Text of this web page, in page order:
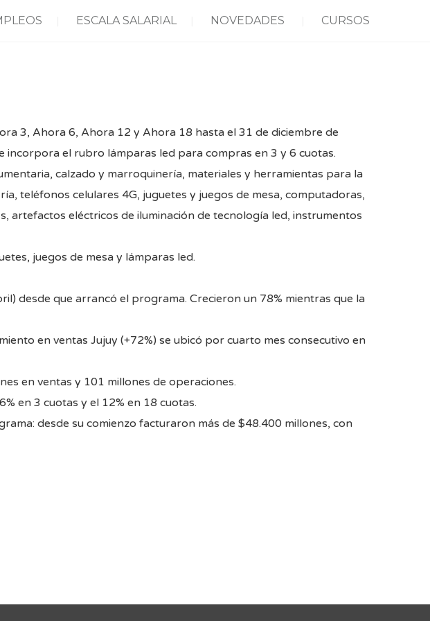
ESCALA SALARIAL NOVEDADES CURSOS
3, Ahora 6, Ahora 12 y Ahora 18 hasta el 31 de diciembre de
incorpora el rubro lámparas led para compras en 3 y 6 cuotas.
calzado y marroquinería, materiales y herramientas para la
teléfonos celulares 4G, juguetes y juegos de mesa, computadoras,
eléctricos de iluminación de tecnología led, instrumentos
juegos de mesa y lámparas led.
desde que arrancó el programa. Crecieron un 78% mientras que la
en ventas Jujuy (+72%) se ubicó por cuarto mes consecutivo en
en ventas y 101 millones de operaciones.
en 3 cuotas y el 12% en 18 cuotas.
desde su comienzo facturaron más de $48.400 millones, con